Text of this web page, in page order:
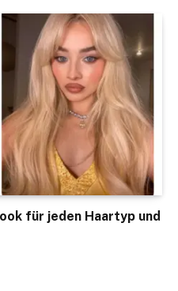
für jeden Haartyp und